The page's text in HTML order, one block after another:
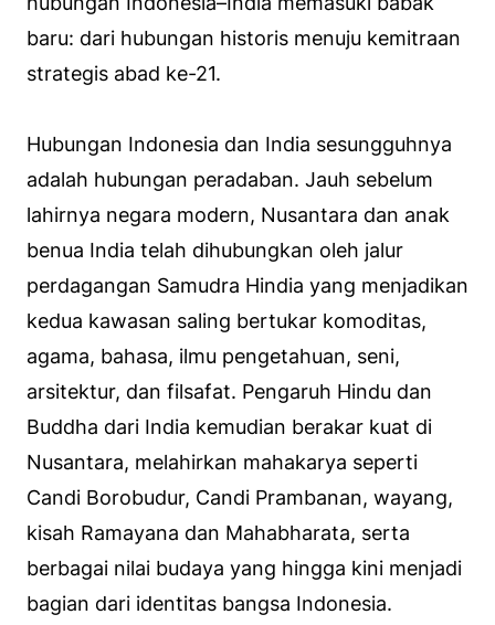
baru: dari hubungan historis menuju kemitraan
strategis abad ke-21.
Hubungan Indonesia dan India sesungguhnya
adalah hubungan peradaban. Jauh sebelum
lahirnya negara modern, Nusantara dan anak
benua India telah dihubungkan oleh jalur
perdagangan Samudra Hindia yang menjadikan
kedua kawasan saling bertukar komoditas,
agama, bahasa, ilmu pengetahuan, seni,
arsitektur, dan filsafat. Pengaruh Hindu dan
Buddha dari India kemudian berakar kuat di
Nusantara, melahirkan mahakarya seperti
Candi Borobudur, Candi Prambanan, wayang,
kisah Ramayana dan Mahabharata, serta
berbagai nilai budaya yang hingga kini menjadi
bagian dari identitas bangsa Indonesia.